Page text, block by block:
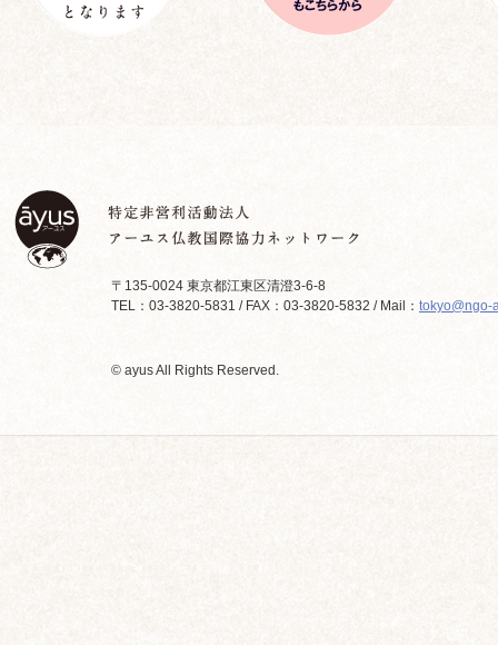
〒135-0024 東京都江東区清澄3-6-8
TEL：03-3820-5831 / FAX：03-3820-5832 / Mail： tokyo@ngo-
© ayus All Rights Reserved.